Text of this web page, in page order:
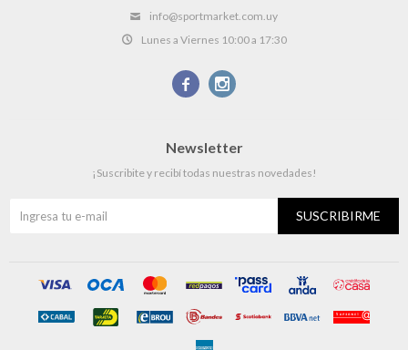
info@sportmarket.com.uy
Lunes a Viernes 10:00 a 17:30
 
Newsletter
¡Suscribite y recibí todas nuestras novedades!
SUSCRIBIRME